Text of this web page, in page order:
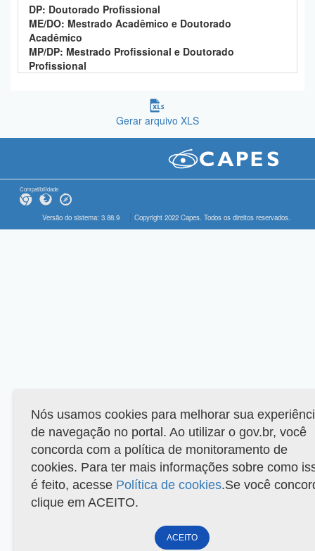
DP: Doutorado Profissional
ME/DO: Mestrado Acadêmico e Doutorado
Acadêmico
MP/DP: Mestrado Profissional e Doutorado
Profissional
Gerar arquivo XLS
Compatibilidade
Versão do sistema: 3.88.9 Copyright 2022 Capes. Todos os direitos reservados.
Nós usamos cookies para melhorar sua
de navegação no portal. Ao utilizar o gov.br, você
concorda com a política de monitoramento de
cookies. Para ter mais informações sobre como
é feito, acesse Política de cookies.Se você
clique em ACEITO.
ACEITO